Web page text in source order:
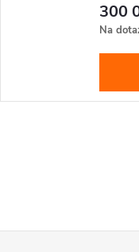
300
Na